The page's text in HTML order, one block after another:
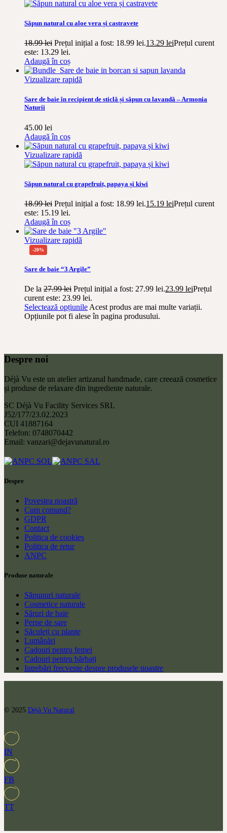
Săpun natural cu aloe vera și castravete
18.99lei Prețul inițial a fost: 18.99 lei.13.29 leiPrețul curent
este: 13.29 lei.
Adaugă în coș
Vizualizare rapidă
Sare de baie în recipient de sticlă și săpun cu lavandă – Armonia
Naturii
45.00 lei
Adaugă în coș
Vizualizare rapidă
Săpun natural cu grapefruit, papaya și kiwi
18.99lei Prețul inițial a fost: 18.99 lei.15.19 leiPrețul curent
este: 15.19 lei.
Adaugă în coș
Vizualizare rapidă
-20%
-20%
Sare de baie “3 Argile”
De la 27.99lei Prețul inițial a fost: 27.99 lei.23.99 leiPrețul
curent este: 23.99 lei.
Selectează opțiunile Acest produs are mai multe variații.
Opțiunile pot fi alese în pagina produsului.
Despre noi
Déjà Vu este un atelier artizanal handmade, care creează cosmetice
și produse de relaxare din ingrediente naturale.
SC Déjà Vu Facility Services SRL
J52/177/23.02.2023
CUI 41887164
Telefon: 0748070442
Email: vanzari@dejavunatural.ro
Despre
Povestea noastră
Cum comand?
GDPR
Contact
Politica de cookies
Politica de retur
ANPC
Produse naturale
Săpunuri naturale
Cosmetice naturale
Săruri de baie
Perne de sare
Săculeți cu plante
Lumânări
Cadouri pentru femei
Cadouri pentru bărbați
Intrebări frecvente despre produsele noastre
© 2025 Déjà Vu Natural
IN
FB
TT